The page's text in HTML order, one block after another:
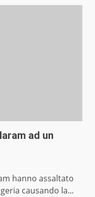
ad un
hanno assaltato
causando la...